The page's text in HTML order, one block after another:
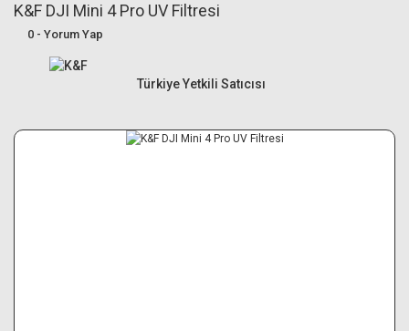
Canon R6 Mark IIIBundle Setler
K&F DJI Mini 4 Pro UV Filtresi
0 - Yorum Yap
Türkiye Yetkili Satıcısı